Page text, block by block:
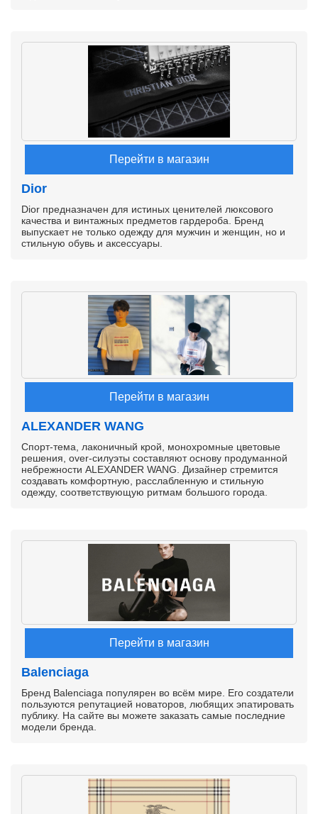
Перейти в магазин
Dior
Dior предназначен для истиных ценителей люксового
качества и винтажных предметов гардероба. Бренд
выпускает не только одежду для мужчин и женщин, но и
стильную обувь и аксессуары.
Перейти в магазин
ALEXANDER WANG
Спорт-тема, лаконичный крой, монохромные цветовые
решения, over-силуэты составляют основу продуманной
небрежности ALEXANDER WANG. Дизайнер стремится
создавать комфортную, расслабленную и стильную
одежду, соответствующую ритмам большого города.
Перейти в магазин
Balenciaga
Бренд Balenciaga популярен во всём мире. Его создатели
пользуются репутацией новаторов, любящих эпатировать
публику. На сайте вы можете заказать самые последние
модели бренда.